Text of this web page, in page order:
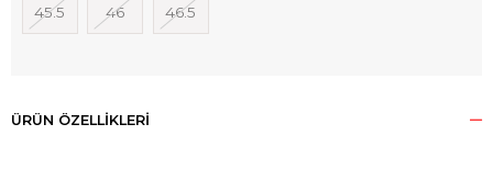
45.5 46 46.5
ÜRÜN ÖZELLIKLERI